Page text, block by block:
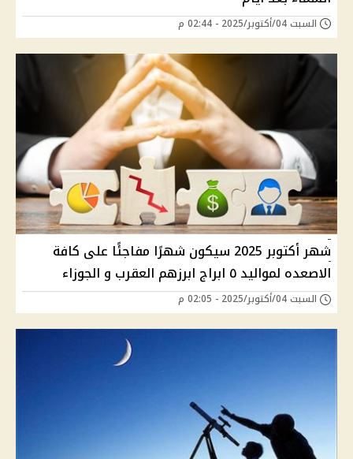
السبت 04/أكتوبر/2025 - 02:44 م
شهر أكتوبر 2025 سيكون شهرًا مفاجئًا على كافة
الاصعده لمواليد ٥ ابراج ابرزهم العقرب و الجوزاء
السبت 04/أكتوبر/2025 - 02:05 م